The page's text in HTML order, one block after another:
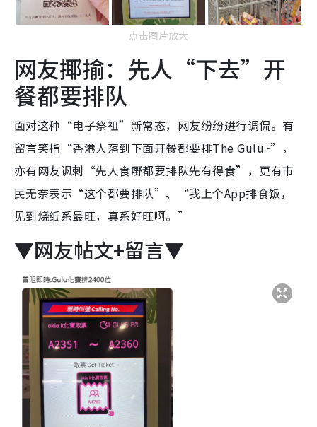
点击图片放大
网友揶揄：先人“下去”开
餐都要排队
面对这种“电子祭祖”新常态，网友纷纷进行调侃。有
留言笑指“香港人落到下面开餐都要排The Gulu~”，
亦有网友讽刺“先人食嘢都要排队先有得食”，更有市
民无奈表示“这个都要排队”、“我上个App排食饭，
见到烧纸系最旺，真系好旺啊。”
▼网友帖文+留言▼